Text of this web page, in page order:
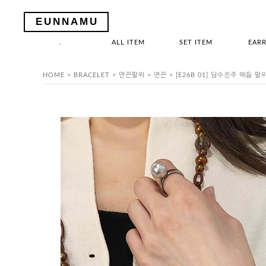
EUNNAMU
ALL ITEM SET ITEM
HOME > BRACELET > 면끈팔찌 > 면끈 > [E26B 01] 담수진주 매듭 팔